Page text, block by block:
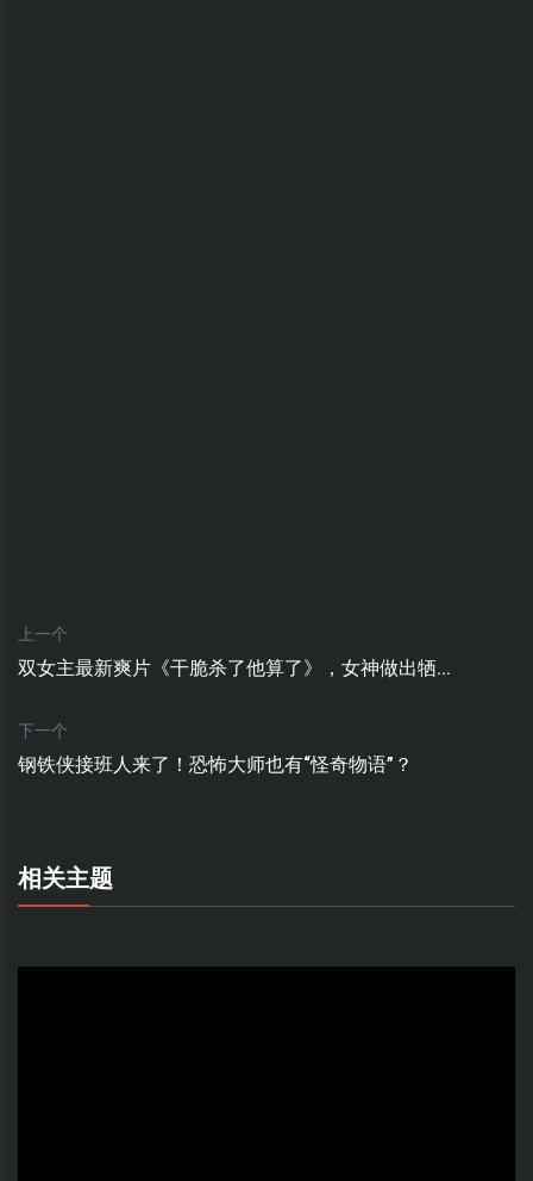
上一个
双女主最新爽片《干脆杀了他算了》，女神做出牺...
下一个
钢铁侠接班人来了！恐怖大师也有“怪奇物语”？
相关主题